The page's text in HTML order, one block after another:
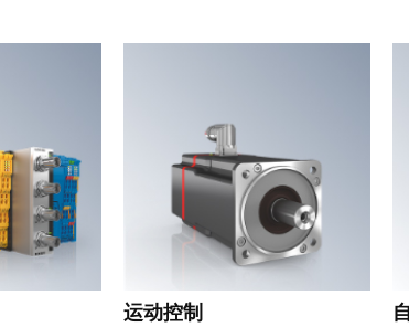
运动控制